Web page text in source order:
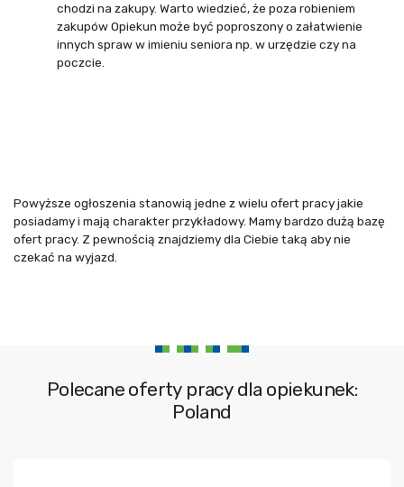
chodzi na zakupy. Warto wiedzieć, że poza robieniem
zakupów Opiekun może być poproszony o załatwienie
innych spraw w imieniu seniora np. w urzędzie czy na
poczcie.
Powyższe ogłoszenia stanowią jedne z wielu ofert pracy jakie
posiadamy i mają charakter przykładowy. Mamy bardzo dużą bazę
ofert pracy. Z pewnością znajdziemy dla Ciebie taką aby nie
czekać na wyjazd.
Polecane oferty pracy dla opiekunek:
Poland